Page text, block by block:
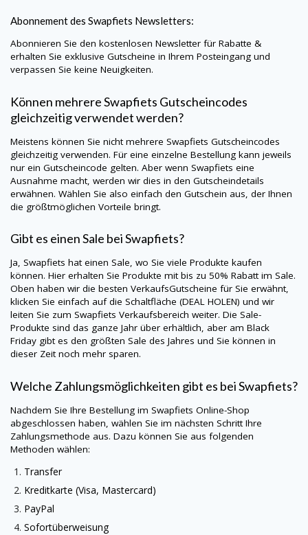
Abonnement des Swapfiets Newsletters:
Abonnieren Sie den kostenlosen Newsletter für Rabatte &
erhalten Sie exklusive Gutscheine in Ihrem Posteingang und
verpassen Sie keine Neuigkeiten.
Können mehrere Swapfiets Gutscheincodes
gleichzeitig verwendet werden?
Meistens können Sie nicht mehrere Swapfiets Gutscheincodes
gleichzeitig verwenden. Für eine einzelne Bestellung kann jeweils
nur ein Gutscheincode gelten. Aber wenn Swapfiets eine
Ausnahme macht, werden wir dies in den Gutscheindetails
erwähnen. Wählen Sie also einfach den Gutschein aus, der Ihnen
die größtmöglichen Vorteile bringt.
Gibt es einen Sale bei Swapfiets?
Ja, Swapfiets hat einen Sale, wo Sie viele Produkte kaufen
können. Hier erhalten Sie Produkte mit bis zu 50% Rabatt im Sale.
Oben haben wir die besten VerkaufsGutscheine für Sie erwähnt,
klicken Sie einfach auf die Schaltfläche (DEAL HOLEN) und wir
leiten Sie zum Swapfiets Verkaufsbereich weiter. Die Sale-
Produkte sind das ganze Jahr über erhältlich, aber am Black
Friday gibt es den größten Sale des Jahres und Sie können in
dieser Zeit noch mehr sparen.
Welche Zahlungsmöglichkeiten gibt es bei Swapfiets?
Nachdem Sie Ihre Bestellung im Swapfiets Online-Shop
abgeschlossen haben, wählen Sie im nächsten Schritt Ihre
Zahlungsmethode aus. Dazu können Sie aus folgenden
Methoden wählen:
Transfer
Kreditkarte (Visa, Mastercard)
PayPal
Sofortüberweisung